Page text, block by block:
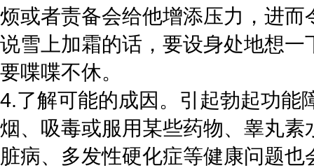
烦或者责备会给他增添压力，进
说雪上加霜的话，要设身处地想
要喋喋不休。
4.了解可能的成因。引起勃起功能
烟、吸毒或服用某些药物、睾丸
脏病、多发性硬化症等健康问题也